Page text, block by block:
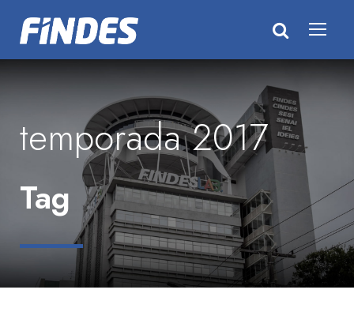
temporada 2017
Tag